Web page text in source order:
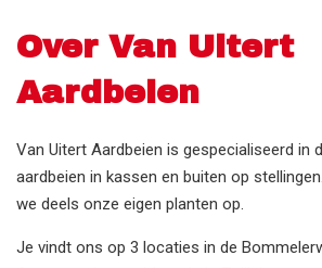
Over Van Uitert
Aardbeien
Van Uitert Aardbeien is gespecialiseerd in
aardbeien in kassen en buiten op
we deels onze eigen planten op.
Je vindt ons op 3 locaties in de